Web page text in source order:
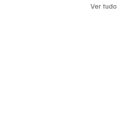
Ver tudo